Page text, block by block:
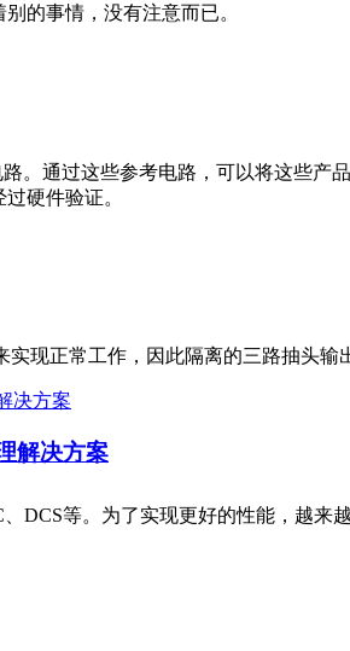
的事情，没有注意而已。
。通过这些参考电路，可以将这些
硬件验证。
现正常工作，因此隔离的三路抽头输
解决方案
DCS等。为了实现更好的性能，越